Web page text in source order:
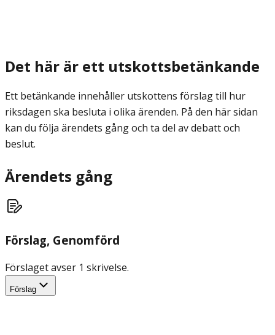
Det här är ett utskottsbetänkande
Ett betänkande innehåller utskottens förslag till hur
riksdagen ska besluta i olika ärenden. På den här sidan
kan du följa ärendets gång och ta del av debatt och
beslut.
Ärendets gång
Förslag, Genomförd
Förslaget avser 1 skrivelse.
Förslag